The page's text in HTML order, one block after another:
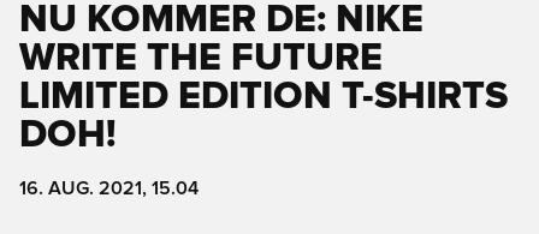
NU KOMMER DE: NIKE
WRITE THE FUTURE
LIMITED EDITION T-SHIRTS 
DOH!
16. AUG. 2021, 15.04